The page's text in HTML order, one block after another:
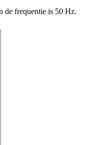
de frequentie is 50 Hz.